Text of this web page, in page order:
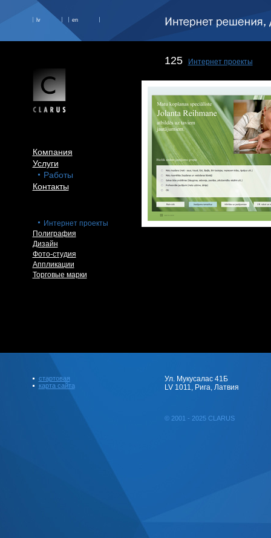
lv en
Компания
Услуги
Работы
Контакты
Интернет проекты
Полиграфия
Дизайн
Фото-студия
Аппликации
Торговые марки
125 Интернет проекты
стартовая
карта сайта
Ул. Мукусалас 41Б
LV 1011, Рига, Латвия
© 2001 - 2025 CLARUS